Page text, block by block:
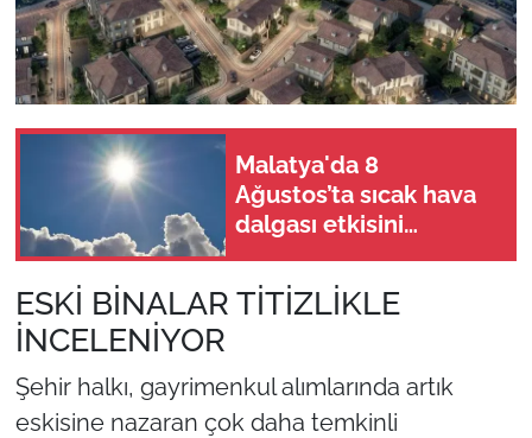
Malatya'da 8
Ağustos’ta sıcak hava
dalgası etkisini
ESKİ BİNALAR TİTİZLİKLE
İNCELENİYOR
Şehir halkı, gayrimenkul alımlarında artık
eskisine nazaran çok daha temkinli